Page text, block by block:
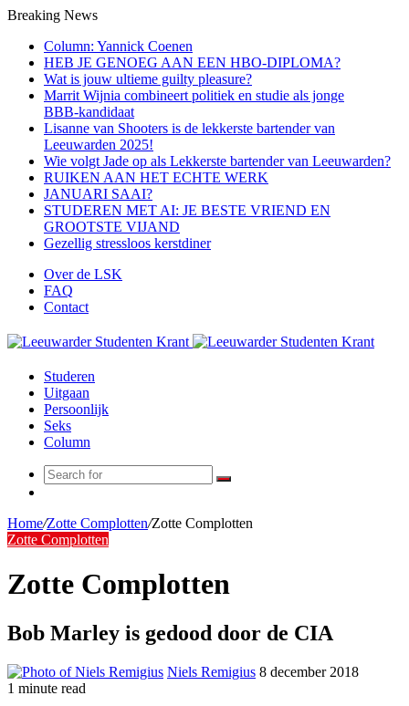
Breaking News
Column: Yannick Coenen
HEB JE GENOEG AAN EEN HBO-DIPLOMA?
Wat is jouw ultieme guilty pleasure?
Marrit Wijnia combineert politiek en studie als jonge
BBB‑kandidaat
Lisanne van Shooters is de lekkerste bartender van
Leeuwarden 2025!
Wie volgt Jade op als Lekkerste bartender van Leeuwarden?
RUIKEN AAN HET ECHTE WERK
JANUARI SAAI?
STUDEREN MET AI: JE BESTE VRIEND EN
GROOTSTE VIJAND
Gezellig stressloos kerstdiner
Over de LSK
FAQ
Contact
Menu
Studeren
Uitgaan
Persoonlijk
Seks
Column
Search
Home/Zotte Complotten/Zotte Complotten
Zotte Complotten
Zotte Complotten
Bob Marley is gedood door de CIA
Niels Remigius 8 december 2018
1 minute read